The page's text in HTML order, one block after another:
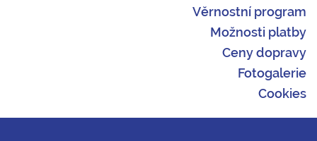
Věrnostní program
Možnosti platby
Ceny dopravy
Fotogalerie
Cookies